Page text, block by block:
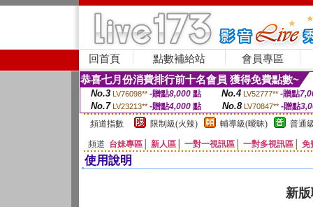
回首頁 點數補給站 會員專區
恭喜七月份消費排行前十名會員 獲得免費點數~
No.3 LV76098** -贈點8,000點 No.4 LV52777** -贈點
No.7 LV23213** -贈點4,000 點 No.8 LV70847** -贈點
頻道指數
限制級(火辣) 輔導級(曖昧) 普通
頻道 台妹專區 新人區 一對一視訊區 一對多視訊區 免
使用說明
新